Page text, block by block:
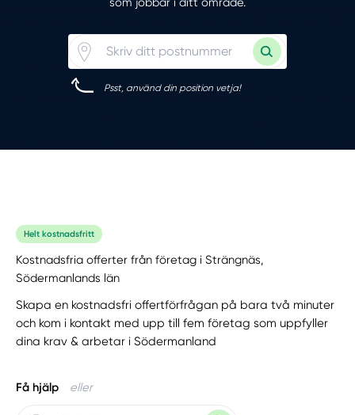
Psst, använd din position vetja!
Helt kostnadsfritt
Kostnadsfria offerter från företag i Strängnäs,
Södermanlands län
Skapa en kostnadsfri offertförfrågan på bara två minuter
och kom i kontakt med upp till fem företag som uppfyller
dina krav & arbetar i Södermanland
Få hjälp eller